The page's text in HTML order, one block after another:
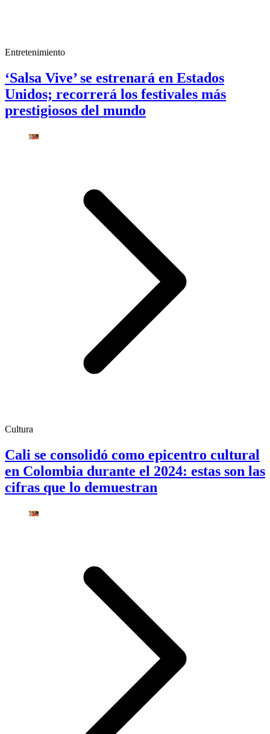
Entretenimiento
‘Salsa Vive’ se estrenará en Estados
Unidos; recorrerá los festivales más
prestigiosos del mundo
Cultura
Cali se consolidó como epicentro cultural
en Colombia durante el 2024: estas son las
cifras que lo demuestran